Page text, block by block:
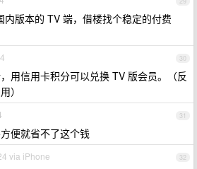
内版本的 TV 端，借楼找个稳定的付费
30
用信用卡积分可以兑换 TV 版会员。（反
）
31
便就省不了这个钱
32
via iPhone